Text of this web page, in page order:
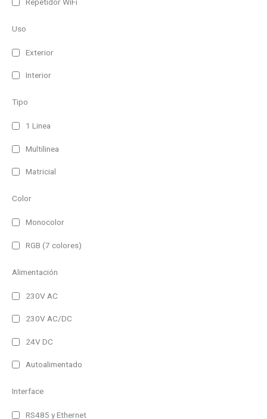
Uso
Exterior
Interior
Tipo
1 Linea
Multilinea
Matricial
Color
Monocolor
RGB (7 colores)
Alimentación
230V AC
230V AC/DC
24V DC
Autoalimentado
Interface
RS485 y Ethernet